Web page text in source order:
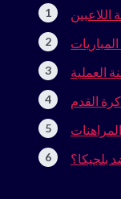
العملية
القدم
بلجيكا؟